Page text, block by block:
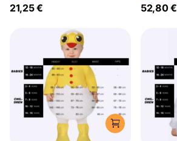
21,25 € 52,80 €